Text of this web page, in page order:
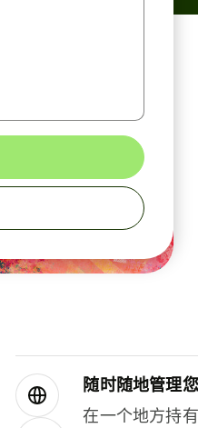
随时随地管理
在一个地方持